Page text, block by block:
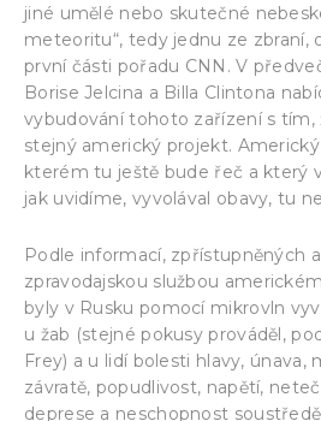
jiné umělé nebo skutečné
meteoritu“, tedy jednu ze zbraní,
první části pořadu CNN. V
Borise Jelcina a Billa Clintona
vybudování tohoto zařízení s tím,
stejný americký projekt.
kterém tu ještě bude řeč a který
jak uvidíme, vyvolával obavy, tu
Podle informací, zpřístupněných
zpravodajskou službou
byly v Rusku pomocí mikrovln
u žab (stejné pokusy prováděl,
Frey) a u lidí bolesti hlavy, únava,
závratě, popudlivost, napětí,
deprese a neschopnost